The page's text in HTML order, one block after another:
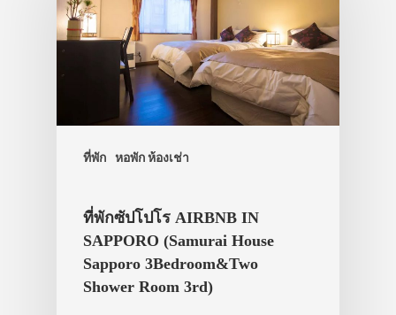
ที่พัก หอพัก ห้องเช่า
ที่พักซัปโปโร AIRBNB IN
SAPPORO (Samurai House
Sapporo 3Bedroom&Two
Shower Room 3rd)